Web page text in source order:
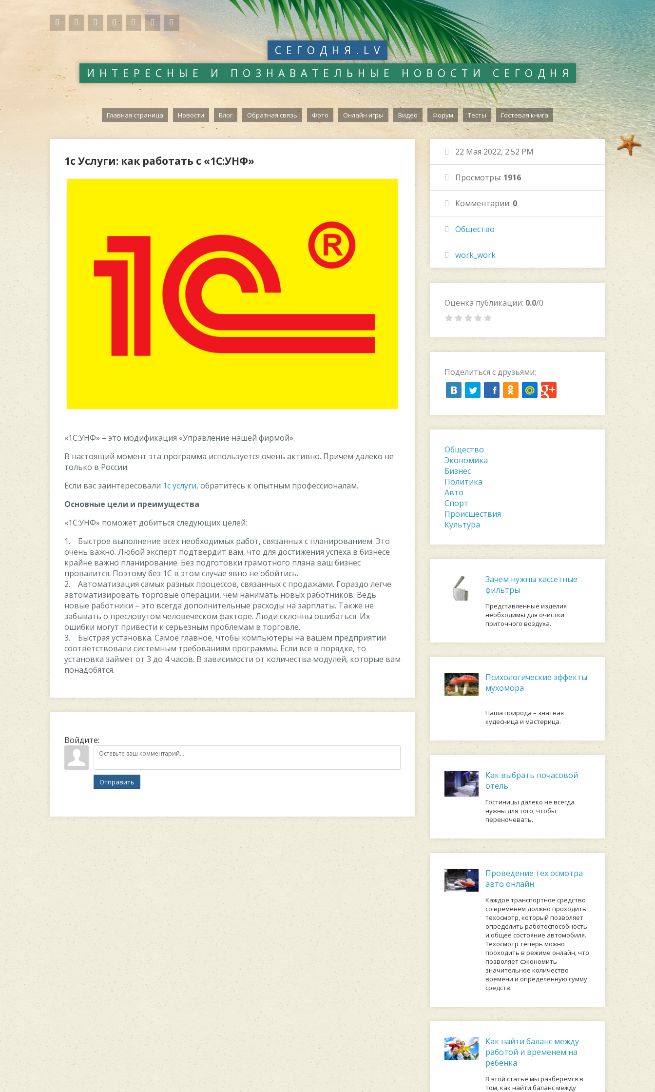
СЕГОДНЯ.LV
ИНТЕРЕСНЫЕ И ПОЗНАВАТЕЛЬНЫЕ НОВОСТИ СЕГОДНЯ
Главная страница Новости Блог Обратная связь Фото Онлайн игры Видео Форум Тесты Гостевая книга
1с Услуги: как работать с «1С:УНФ»
«1С:УНФ» – это модификация «Управление нашей фирмой».
В настоящий момент эта программа используется очень активно. Причем далеко не
только в России.
Если вас заинтересовали 1с услуги, обратитесь к опытным профессионалам.
Основные цели и преимущества
«1С:УНФ» поможет добиться следующих целей:
1. Быстрое выполнение всех необходимых работ, связанных с планированием. Это
очень важно. Любой эксперт подтвердит вам, что для достижения успеха в бизнесе
крайне важно планирование. Без подготовки грамотного плана ваш бизнес
провалится. Поэтому без 1С в этом случае явно не обойтись.
2. Автоматизация самых разных процессов, связанных с продажами. Гораздо легче
автоматизировать торговые операции, чем нанимать новых работников. Ведь
новые работники – это всегда дополнительные расходы на зарплаты. Также не
забывать о пресловутом человеческом факторе. Люди склонны ошибаться. Их
ошибки могут привести к серьезным проблемам в торговле.
3. Быстрая установка. Самое главное, чтобы компьютеры на вашем предприятии
соответствовали системным требованиям программы. Если все в порядке, то
установка займет от 3 до 4 часов. В зависимости от количества модулей, которые вам
понадобятся.
Войдите:
Отправить
22 Мая 2022, 2:52 PM
Просмотры: 1916
Комментарии: 0
Общество
work_work
Оценка публикации: 0.0/0
Поделиться с друзьями:
Общество
Экономика
Бизнес
Политика
Авто
Спорт
Происшествия
Культура
Зачем нужны кассетные
фильтры
Представленные изделия
необходимы для очистки
приточного воздуха.
Психологические эффекты
мухомора
Наша природа – знатная
кудесница и мастерица.
Как выбрать почасовой
отель
Гостиницы далеко не всегда
нужны для того, чтобы
переночевать.
Проведение тех осмотра
авто онлайн
Каждое транспортное средство
со временем должно проходить
техосмотр, который позволяет
определить работоспособность
и общее состояние автомобиля.
Техосмотр теперь можно
проходить в режиме онлайн, что
позволяет сэкономить
значительное количество
времени и определенную сумму
средств.
Как найти баланс между
работой и временем на
ребенка
В этой статье мы разберемся в
том, как найти баланс между